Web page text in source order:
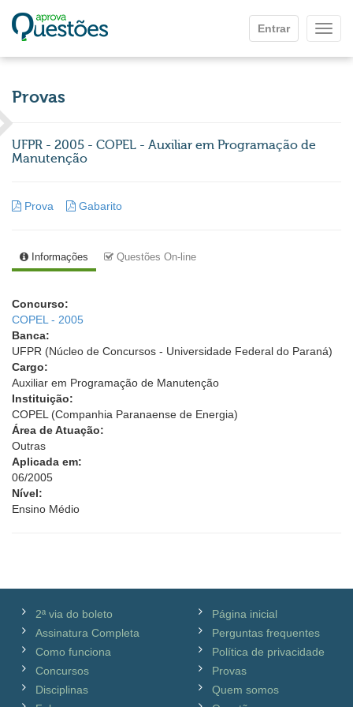
Entrar
Provas
UFPR - 2005 - COPEL - Auxiliar em Programação de
Manutenção
Prova Gabarito
Informações Questões On-line
Concurso:
COPEL - 2005
Banca:
UFPR (Núcleo de Concursos - Universidade Federal do Paraná)
Cargo:
Auxiliar em Programação de Manutenção
Instituição:
COPEL (Companhia Paranaense de Energia)
Área de Atuação:
Outras
Aplicada em:
06/2005
Nível:
Ensino Médio
2ª via do boleto
Assinatura Completa
Como funciona
Concursos
Disciplinas
Página inicial
Perguntas frequentes
Política de privacidade
Provas
Quem somos